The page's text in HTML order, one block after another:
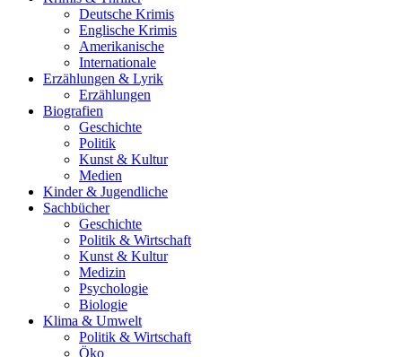
Deutsche Krimis
Englische Krimis
Amerikanische
Internationale
Erzählungen & Lyrik
Erzählungen
Biografien
Geschichte
Politik
Kunst & Kultur
Medien
Kinder & Jugendliche
Sachbücher
Geschichte
Politik & Wirtschaft
Kunst & Kultur
Medizin
Psychologie
Biologie
Klima & Umwelt
Politik & Wirtschaft
Öko